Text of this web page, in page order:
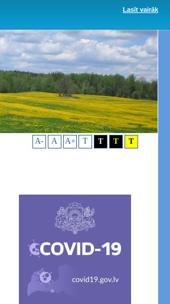
Lasīt vairāk
A- A A+ T T T T